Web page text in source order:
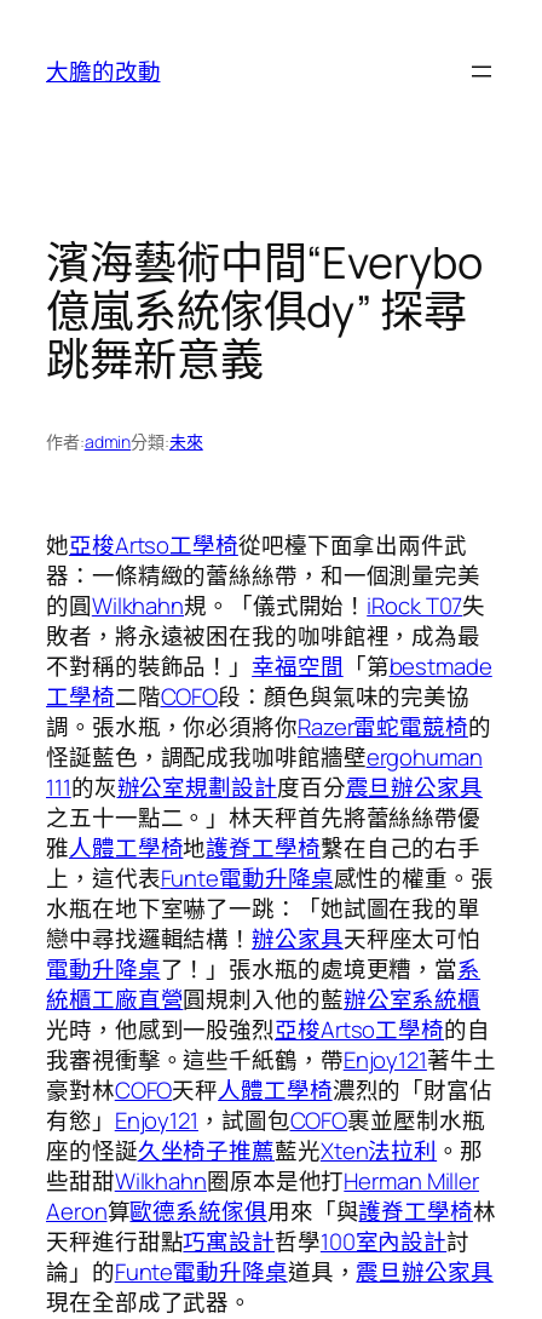
大膽的改動
濱海藝術中間“Everybo
億嵐系統傢俱dy” 探尋
跳舞新意義
作者:admin分類:未來
她亞梭Artso工學椅從吧檯下面拿出兩件武
器：一條精緻的蕾絲絲帶，和一個測量完美
的圓Wilkhahn規。「儀式開始！ iRock T07失
敗者，將永遠被困在我的咖啡館裡，成為最
不對稱的裝飾品！」幸福空間 「第bestmade
工學椅二階COFO段：顏色與氣味的完美協
調。張水瓶，你必須將你Razer雷蛇電競椅的
怪誕藍色，調配成我咖啡館牆壁ergohuman
111的灰辦公室規劃設計度百分震旦辦公家具
之五十一點二。」林天秤首先將蕾絲絲帶優
雅人體工學椅地護脊工學椅繫在自己的右手
上，這代表Funte電動升降桌感性的權重。張
水瓶在地下室嚇了一跳：「她試圖在我的單
戀中尋找邏輯結構！辦公家具天秤座太可怕
電動升降桌了！」張水瓶的處境更糟，當系
統櫃工廠直營圓規刺入他的藍辦公室系統櫃
光時，他感到一股強烈亞梭Artso工學椅的自
我審視衝擊。這些千紙鶴，帶Enjoy121著牛土
豪對林COFO天秤人體工學椅濃烈的「財富佔
有慾」 Enjoy121 ，試圖包COFO裹並壓制水瓶
座的怪誕久坐椅子推薦藍光Xten法拉利 。那
些甜甜Wilkhahn圈原本是他打Herman Miller
Aeron算歐德系統傢俱用來「與護脊工學椅林
天秤進行甜點巧寓設計哲學100室內設計討
論」的Funte電動升降桌道具， 震旦辦公家具
現在全部成了武器。